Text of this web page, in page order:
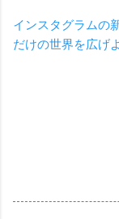
インスタグラムの
だけの世界を広げ